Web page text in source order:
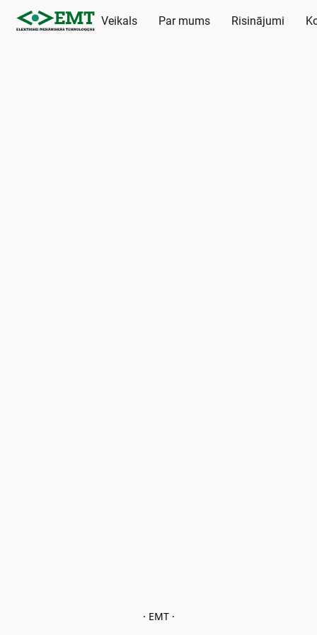
Veikals Par mums Risinājumi
· EMT ·